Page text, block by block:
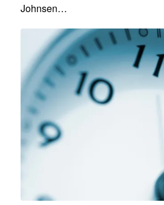
Johnsen…